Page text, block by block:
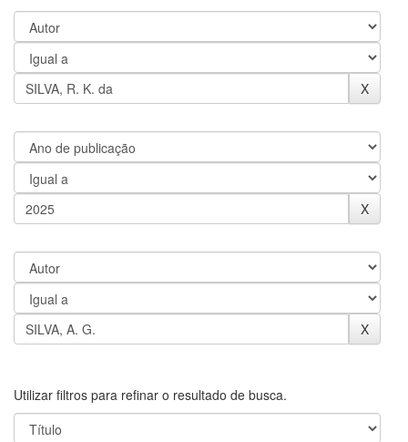
Utilizar filtros para refinar o resultado de busca.